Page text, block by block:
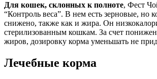
Для кошек, склонных к полноте, Фест
“Контроль веса”. В нем есть зерновые, но
снижено, также как и жира. Он
стерилизованным кошкам. За счет
жиров, дозировку корма уменьшать не
Лечебные корма